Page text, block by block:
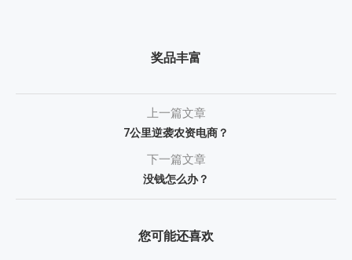
奖品丰富
上一篇文章
7公里逆袭农资电商？
下一篇文章
没钱怎么办？
您可能还喜欢